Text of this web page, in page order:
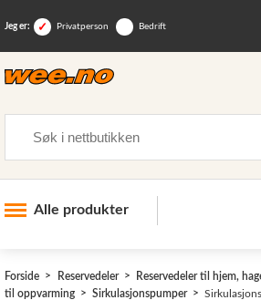
Jeg er: Privatperson Bedrift
Alle produkter
Skogsutstyr
Forside Reservedeler Reservedeler til hjem,
til oppvarming
Sirkulasjonspumper